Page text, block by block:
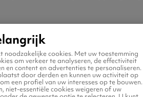
cookies. Met uw toestemming
om verkeer te analyseren, de effectiviteit
en content en advertenties te personaliseren.
door derden en kunnen uw activiteit op
een profiel van uw interesses op te bouwen.
niet-essentiële cookies weigeren of uw